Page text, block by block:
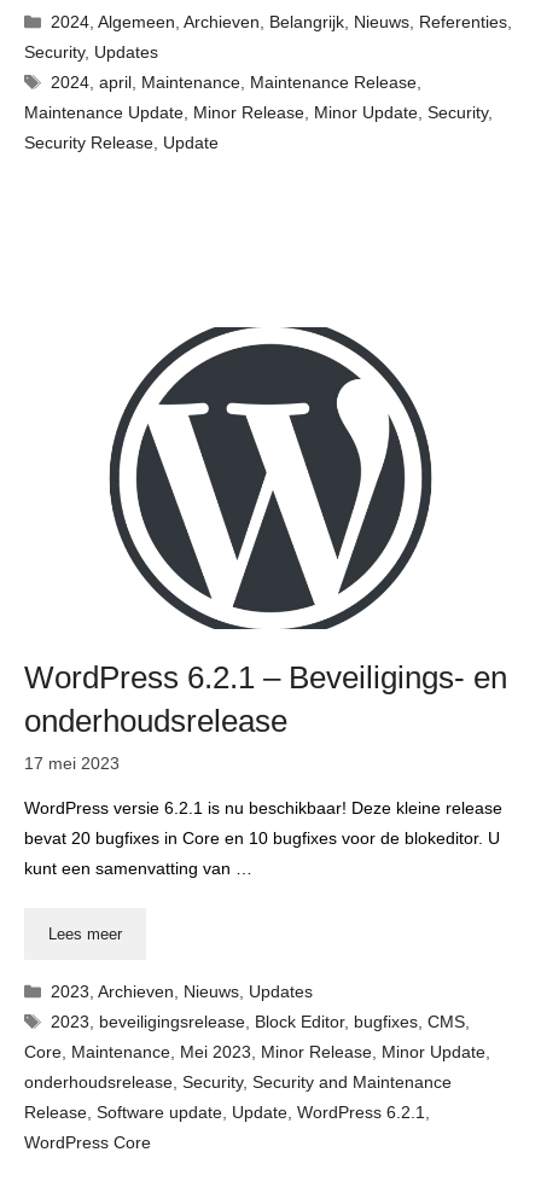
Categorieën
2024 ,Algemeen ,Archieven Belangrijk Nieuws Referenties
Security, Updates
Tags
2024 ,april Maintenance Maintenance Release
Maintenance Update Minor Release Minor Update Security,
Security Release Update
WordPress 6.2.1 – Beveiligings- en
onderhoudsrelease
17 mei 2023
WordPress versie 6.2.1 is nu beschikbaar! Deze kleine release
bevat 20 bugfixes in Core en 10 bugfixes voor de blokeditor. U
kunt een samenvatting van …
Lees meer
Categorieën
2023 ,Archieven Nieuws Updates
Tags
2023 beveiligingsrelease Block Editor, bugfixes ,CMS
Core Maintenance Mei 2023 Minor Release Minor Update
onderhoudsrelease Security, Security and Maintenance
Release Software update Update WordPress 6.2.1
WordPress Core